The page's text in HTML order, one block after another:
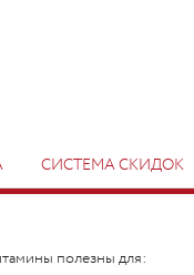
СИСТЕМА СКИДОК
полезны для: